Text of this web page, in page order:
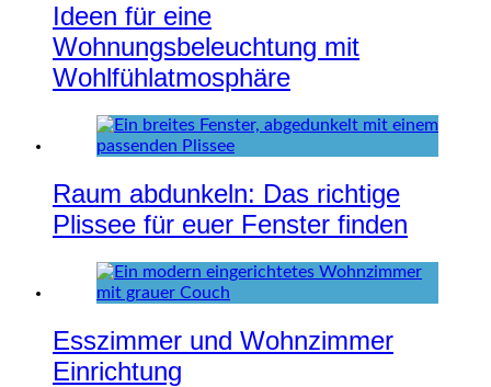
Ideen für eine
Wohnungsbeleuchtung mit
Wohlfühlatmosphäre
Raum abdunkeln: Das richtige
Plissee für euer Fenster finden
Esszimmer und Wohnzimmer
Einrichtung